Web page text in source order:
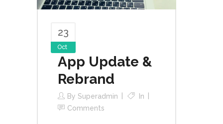
23
Oct
App Update &
Rebrand
By Superadmin
In
Comments